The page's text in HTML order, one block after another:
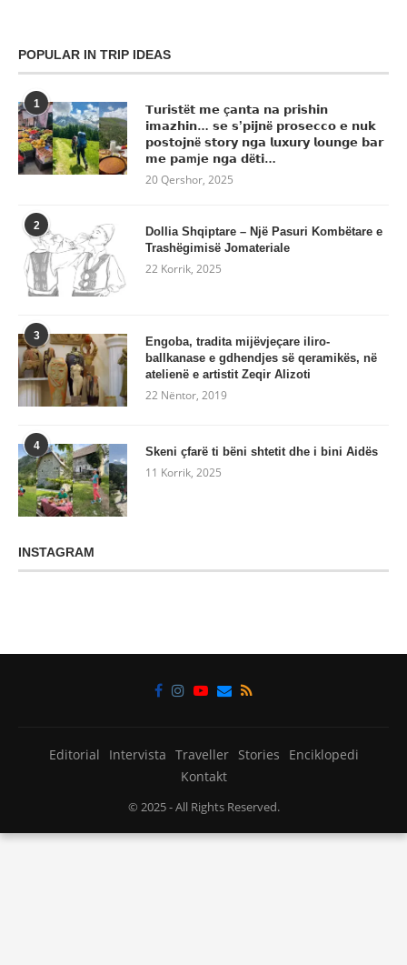
POPULAR IN TRIP IDEAS
1
𝗧𝘂𝗿𝗶𝘀𝘁ë𝘁 𝗺𝗲 ç𝗮𝗻𝘁𝗮 𝗻𝗮 𝗽𝗿𝗶𝘀𝗵𝗶𝗻
𝗶𝗺𝗮𝘇𝗵𝗶𝗻… 𝘀𝗲 𝘀’𝗽𝗶𝗷𝗻ë 𝗽𝗿𝗼𝘀𝗲𝗰𝗰𝗼 𝗲 𝗻𝘂𝗸
𝗽𝗼𝘀𝘁𝗼𝗷𝗻ë 𝘀𝘁𝗼𝗿𝘆 𝗻𝗴𝗮 𝗹𝘂𝘅𝘂𝗿𝘆 𝗹𝗼𝘂𝗻𝗴𝗲 𝗯𝗮𝗿
𝗺𝗲 𝗽𝗮mj𝗲 𝗻𝗴𝗮 𝗱ë𝘁𝗶…
20 Qershor, 2025
2
Dollia Shqiptare – Një Pasuri Kombëtare e
Trashëgimisë Jomateriale
22 Korrik, 2025
3
Engoba, tradita mijëvjeçare iliro-
ballkanase e gdhendjes së qeramikës, në
atelienë e artistit Zeqir Alizoti
22 Nëntor, 2019
4 Skeni çfarë ti bëni shtetit dhe i bini Aidës
11 Korrik, 2025
INSTAGRAM
Editorial Intervista Traveller Stories
Enciklopedi
Kontakt
© 2025- All Rights Reserved.